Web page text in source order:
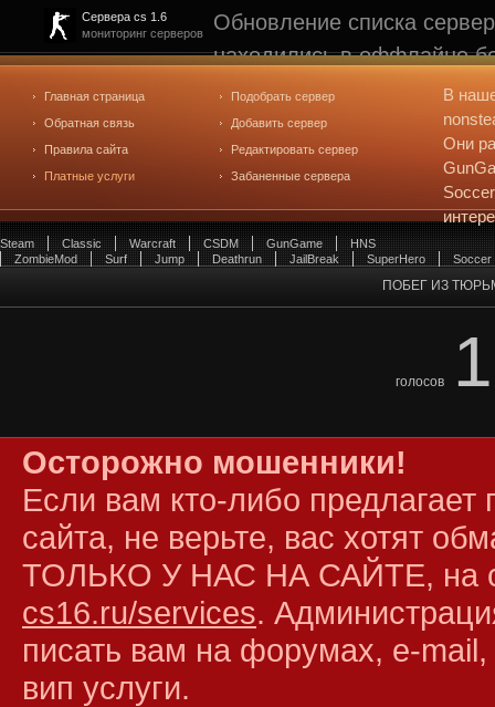
Сервера cs 1.6
мониторинг серверов
Обновление списка
находились в оффлайне
рейтинге не участвуют.
редактирования
.
Главная страница
Обратная связь
Правила сайта
Платные услуги
Подобрать сервер
Добавить сервер
Редактировать сервер
Забаненные сервера
В
Они
Steam Classic Warcraft CSDM GunGame
HNS
ZombieMod
Surf Jump Deathrun JailBreak SuperHero Soccer
ПОБЕГ ИЗ
голосов
Осторожно мошенники!
Если вам кто-либо
сайта, не верьте, вас хотят
ТОЛЬКО У НАС НА САЙТЕ, на
cs16.ru/services.
писать вам на форумах, e-mail,
вип услуги.